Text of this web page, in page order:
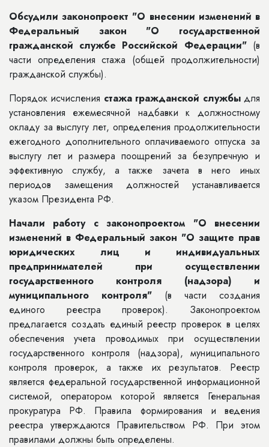
Обсудили законопроект "О внесении изменений в
Федеральный закон "О государственной
гражданской службе Российской Федерации" (в
части определения стажа (общей продолжительности)
гражданской службы).
Порядок исчисления стажа гражданской службыдля
установления ежемесячной надбавки к должностному
окладу за выслугу лет, определения продолжительности
ежегодного дополнительного оплачиваемого отпуска за
выслугу лет и размера поощрений за безупречную и
эффективную службу, а также зачета в него иных
периодов замещения должностей устанавливается
указом Президента РФ.
Начали работу с законопроектом "О внесении
изменений в Федеральный закон "О защите прав
юридических лиц и индивидуальных
предпринимателей при осуществлении
государственного контроля (надзора) и
муниципального контроля"(в части создания
единого реестра проверок). Законопроектом
предлагается создать единый реестр проверок в целях
обеспечения учета проводимых при осуществлении
государственного контроля (надзора), муниципального
контроля проверок, а также их результатов. Реестр
является федеральной государственной информационной
системой, оператором которой является Генеральная
прокуратура РФ. Правила формирования и ведения
реестра утверждаются Правительством РФ. При этом
правилами должны быть определены.